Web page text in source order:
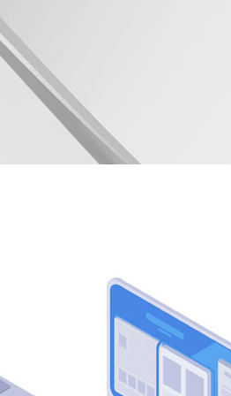
안ㅇㅇ
우선 저희 팀을 위해 애써주신
께 진심으로 감사드립니다. 항
성심껏 신경 써주시고, 더 나은
제시해 주셔서 많은 것을 배울